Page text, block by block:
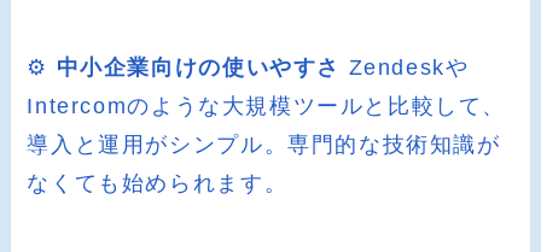
⚙️ 中小企業向けの使いやすさ Zendeskや
Intercomのような大規模ツールと比較して、
導入と運用がシンプル。専門的な技術知識が
なくても始められます。